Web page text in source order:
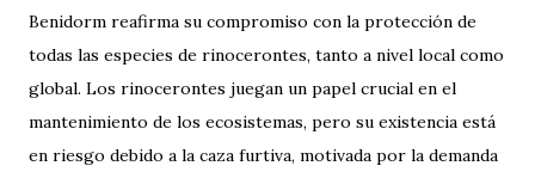
Benidorm reafirma su compromiso con la protección de
todas las especies de rinocerontes, tanto a nivel local como
global. Los rinocerontes juegan un papel crucial en el
mantenimiento de los ecosistemas, pero su existencia está
en riesgo debido a la caza furtiva, motivada por la demanda